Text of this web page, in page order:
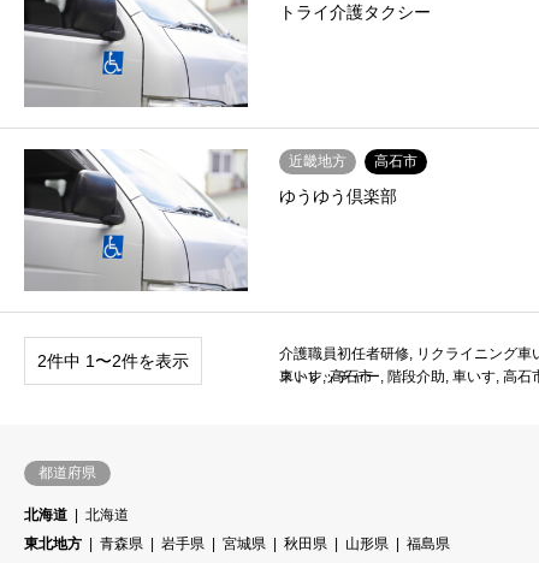
トライ介護タクシー
車いす,高石市
近畿地方 高石市
ゆうゆう倶楽部
介護職員初任者研修, リクライニング車
ストレッチャー, 階段介助, 車いす, 高石
2件中 1〜2件を表示
都道府県
北海道
北海道
東北地方
青森県 岩手県 宮城県 秋田県 山形県
福島県